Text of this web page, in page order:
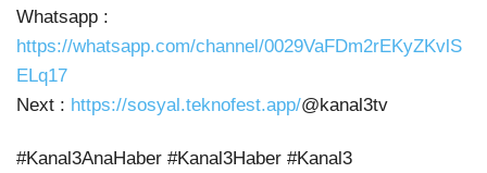
Whatsapp :
https://whatsapp.com/channel/0029VaFDm2rEKyZKvlS
ELq17
Next : https://sosyal.teknofest.app/@kanal3tv
#Kanal3AnaHaber #Kanal3Haber #Kanal3